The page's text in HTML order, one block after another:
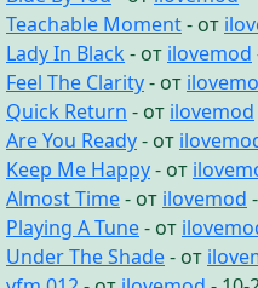
Teachable Moment- от
Lady In Black - от ilovemod
Feel The Clarity- от
Quick Return - от ilovemod
Are You Ready- от
Keep Me Happy- от
Almost Time- от ilovemod
Playing A Tune- от
Under The Shade- от